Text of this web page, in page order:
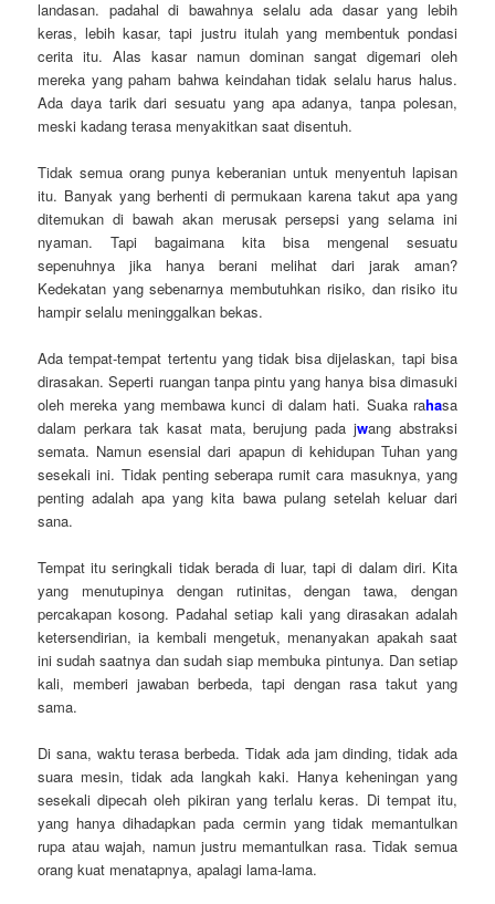
landasan. padahal di bawahnya selalu ada dasar yang lebih
keras, lebih kasar, tapi justru itulah yang membentuk pondasi
cerita itu. Alas kasar namun dominan sangat digemari oleh
mereka yang paham bahwa keindahan tidak selalu harus halus.
Ada daya tarik dari sesuatu yang apa adanya, tanpa polesan,
meski kadang terasa menyakitkan saat disentuh.
Tidak semua orang punya keberanian untuk menyentuh lapisan
itu. Banyak yang berhenti di permukaan karena takut apa yang
ditemukan di bawah akan merusak persepsi yang selama ini
nyaman. Tapi bagaimana kita bisa mengenal sesuatu
sepenuhnya jika hanya berani melihat dari jarak aman?
Kedekatan yang sebenarnya membutuhkan risiko, dan risiko itu
hampir selalu meninggalkan bekas.
Ada tempat-tempat tertentu yang tidak bisa dijelaskan, tapi bisa
dirasakan. Seperti ruangan tanpa pintu yang hanya bisa dimasuki
oleh mereka yang membawa kunci di dalam hati. Suaka rahasa
dalam perkara tak kasat mata, berujung pada jwang abstraksi
semata. Namun esensial dari apapun di kehidupan Tuhan yang
sesekali ini. Tidak penting seberapa rumit cara masuknya, yang
penting adalah apa yang kita bawa pulang setelah keluar dari
sana.
Tempat itu seringkali tidak berada di luar, tapi di dalam diri. Kita
yang menutupinya dengan rutinitas, dengan tawa, dengan
percakapan kosong. Padahal setiap kali yang dirasakan adalah
ketersendirian, ia kembali mengetuk, menanyakan apakah saat
ini sudah saatnya dan sudah siap membuka pintunya. Dan setiap
kali, memberi jawaban berbeda, tapi dengan rasa takut yang
sama.
Di sana, waktu terasa berbeda. Tidak ada jam dinding, tidak ada
suara mesin, tidak ada langkah kaki. Hanya keheningan yang
sesekali dipecah oleh pikiran yang terlalu keras. Di tempat itu,
yang hanya dihadapkan pada cermin yang tidak memantulkan
rupa atau wajah, namun justru memantulkan rasa. Tidak semua
orang kuat menatapnya, apalagi lama-lama.